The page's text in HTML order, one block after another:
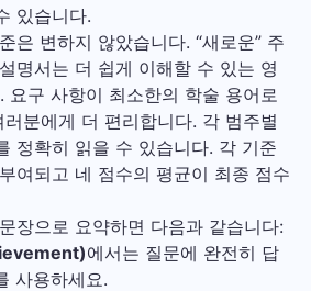
있습니다.
은 변하지 않았습니다. “새로운” 주
명서는 더 쉽게 이해할 수 있는 영
요구 사항이 최소한의 학술 용어로
분에게 더 편리합니다. 각 범주별
정확히 읽을 수 있습니다. 각 기준
여되고 네 점수의 평균이 최종 점수
장으로 요약하면 다음과 같습니다:
에서는 질문에 완전히 답
사용하세요.